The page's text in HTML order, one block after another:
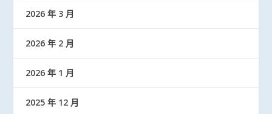
2026 年 3 月
2026 年 2 月
2026 年 1 月
2025 年 12 月